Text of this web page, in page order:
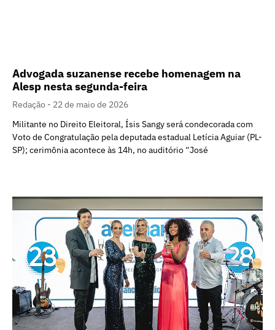
Advogada suzanense recebe homenagem na
Alesp nesta segunda-feira
Redação
22 de maio de 2026
Militante no Direito Eleitoral, Ísis Sangy será condecorada com
Voto de Congratulação pela deputada estadual Letícia Aguiar (PL-
SP); cerimônia acontece às 14h, no auditório “José